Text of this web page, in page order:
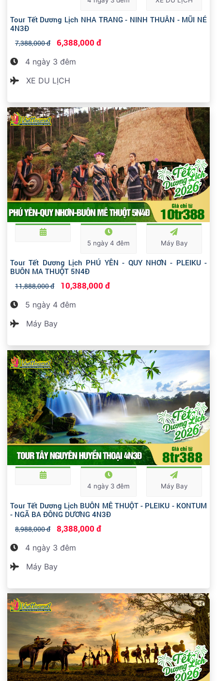
Tour Tết Dương Lịch NHA TRANG - NINH THUÂN - MŨI NÉ
4N3Đ
7,388,000 đ 6,388,000 đ
4 ngày 3 đêm
XE DU LỊCH
5 ngày 4 đêm Máy Bay
Tour Tết Dương Lịch PHÚ YÊN - QUY NHƠN - PLEIKU -
BUÔN MA THUỘT 5N4Đ
11,888,000 đ 10,388,000 đ
5 ngày 4 đêm
Máy Bay
4 ngày 3 đêm Máy Bay
Tour Tết Dương Lịch BUÔN MÊ THUỘT - PLEIKU - KONTUM
- NGÃ BA ĐÔNG DƯƠNG 4N3Đ
8,988,000 đ 8,388,000 đ
4 ngày 3 đêm
Máy Bay